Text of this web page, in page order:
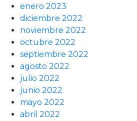
enero 2023
diciembre 2022
noviembre 2022
octubre 2022
septiembre 2022
agosto 2022
julio 2022
junio 2022
mayo 2022
abril 2022